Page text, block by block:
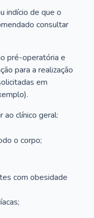
indício de que o
consultar
pré-operatória e
para a realização
em
ao clínico geral:
o corpo;
com obesidade